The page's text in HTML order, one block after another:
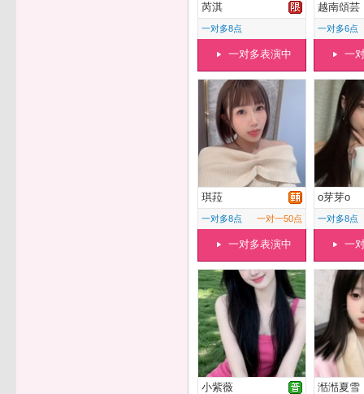
芮淇
一对多8点
一对多表演中
越南頌芸
一对多6点
一
琪菈
一对多8点 一对一50点
一对多表演中
o芽芽o
一对多8点
一
小紫薇 湉湉夏雪